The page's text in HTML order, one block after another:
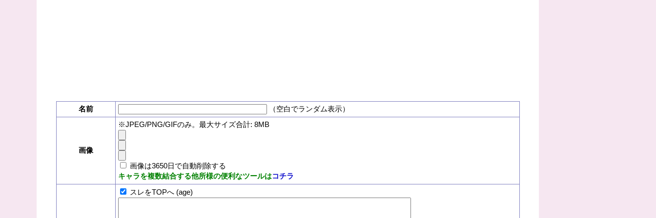
名前 （空白でランダム表示）
画像
※JPEG/PNG/GIFのみ。最大サイズ合計: 8MB
画像は3650日で自動削除する
キャラを複数結合する他所様の便利なツールはコチラ
スレをTOPへ (age)